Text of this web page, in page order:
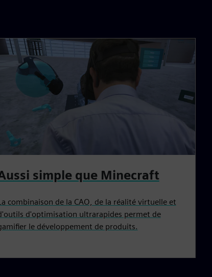
simple que Minecraft
combinaison de la CAO, de la réalité virtuelle et
d'optimisation ultrarapides permet de
le développement de produits.